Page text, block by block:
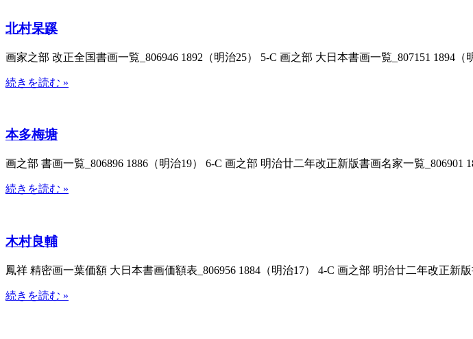
北村杲蹊
画家之部 改正全国書画一覧_806946 1892（明治25） 5-C 画之部 大日本書画一覧_807151 1894（
続きを読む »
本多梅塘
画之部 書画一覧_806896 1886（明治19） 6-C 画之部 明治廿二年改正新版書画名家一覧_806901
続きを読む »
木村良輔
鳳祥 精密画一葉価額 大日本書画価額表_806956 1884（明治17） 4-C 画之部 明治廿二年改正新
続きを読む »